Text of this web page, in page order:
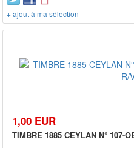
+ ajout à ma sélection
1,00 EUR
TIMBRE 1885 CEYLAN N° 107-